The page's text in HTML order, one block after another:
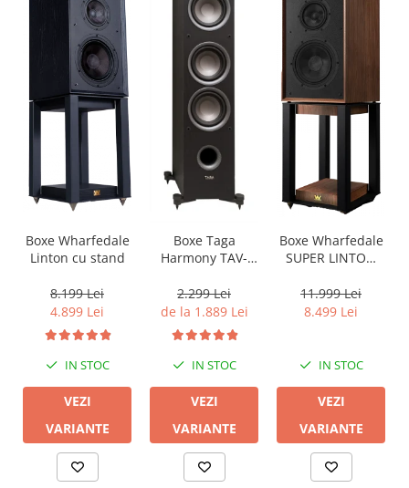
Boxe Wharfedale
Linton cu stand
8.199 Lei
4.899 Lei
IN STOC
VEZI
VARIANTE
Boxe Taga
Harmony TAV-
2.299 Lei
de la 1.889 Lei
IN STOC
VEZI
VARIANTE
Boxe Wharfedale
SUPER LINTON
11.999 Lei
8.499 Lei
IN STOC
VEZI
VARIANTE